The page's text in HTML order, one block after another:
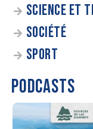
SCIENCE ET
SOCIÉTÉ
SPORT
PODCASTS